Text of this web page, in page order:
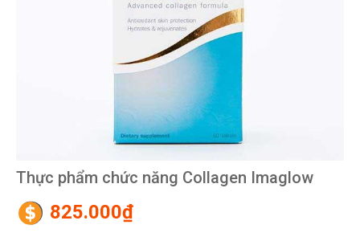
Thực phẩm chức năng Collagen Imaglow
825.000₫